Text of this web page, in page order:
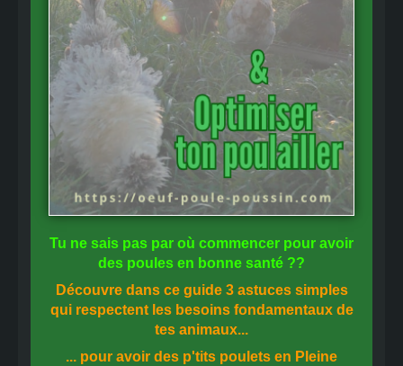
Tu ne sais pas par où commencer pour avoir
des poules en bonne santé ??
Découvre dans ce guide 3 astuces simples
qui respectent les besoins fondamentaux de
tes animaux...
... pour avoir des p'tits poulets en Pleine